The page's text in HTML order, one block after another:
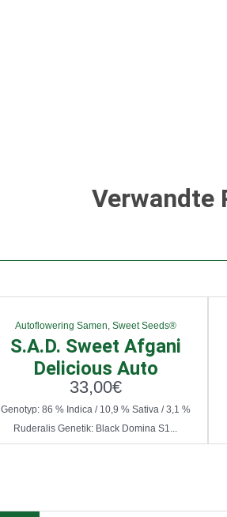
Verwandte
Autoflowering Samen, Sweet Seeds®
S.A.D. Sweet Afgani
Delicious Auto
33,00€
Genotyp: 86 % Indica / 10,9 % Sativa / 3,1 %
Ruderalis Genetik: Black Domina S1...